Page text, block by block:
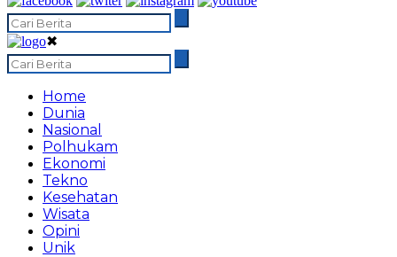
✖
Home
Dunia
Nasional
Polhukam
Ekonomi
Tekno
Kesehatan
Wisata
Opini
Unik